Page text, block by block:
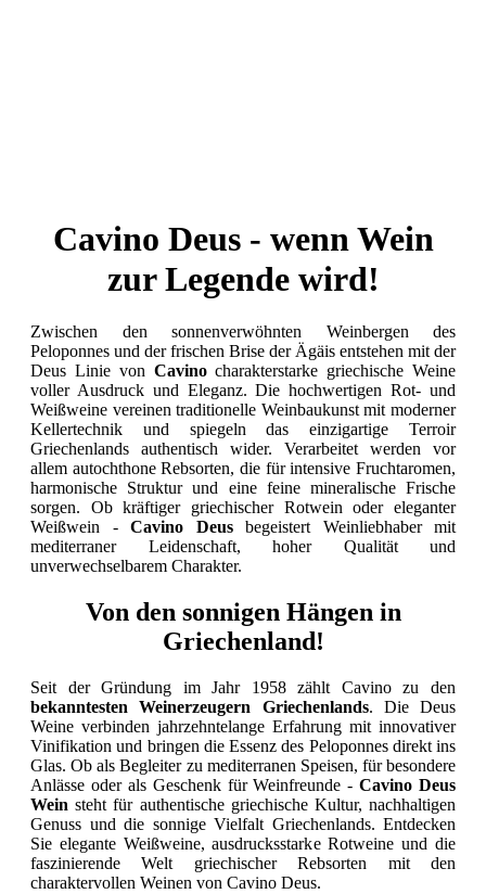
Cavino Deus - wenn Wein
zur Legende wird!
Zwischen den sonnenverwöhnten Weinbergen des
Peloponnes und der frischen Brise der Ägäis entstehen mit der
Deus Linie von Cavinocharakterstarke griechische Weine
voller Ausdruck und Eleganz. Die hochwertigen Rot- und
Weißweine vereinen traditionelle Weinbaukunst mit moderner
Kellertechnik und spiegeln das einzigartige Terroir
Griechenlands authentisch wider. Verarbeitet werden vor
allem autochthone Rebsorten, die für intensive Fruchtaromen,
harmonische Struktur und eine feine mineralische Frische
sorgen. Ob kräftiger griechischer Rotwein oder eleganter
Weißwein - Cavino Deusbegeistert Weinliebhaber mit
mediterraner Leidenschaft, hoher Qualität und
unverwechselbarem Charakter.
Von den sonnigen Hängen in
Griechenland!
Seit der Gründung im Jahr 1958 zählt Cavinozu den
bekanntesten Weinerzeugern Griechenlands. Die Deus
Weine verbinden jahrzehntelange Erfahrung mit innovativer
Vinifikation und bringen die Essenz des Peloponnes direkt ins
Glas. Ob als Begleiter zu mediterranen Speisen, für besondere
Anlässe oder als Geschenk für Weinfreunde -Cavino Deus
Wein steht für authentische griechische Kultur, nachhaltigen
Genuss und die sonnige Vielfalt Griechenlands. Entdecken
Sie elegante Weißweine, ausdrucksstarke Rotweine und die
faszinierende Welt griechischer Rebsorten mit den
charaktervollen Weinen von Cavino Deus.